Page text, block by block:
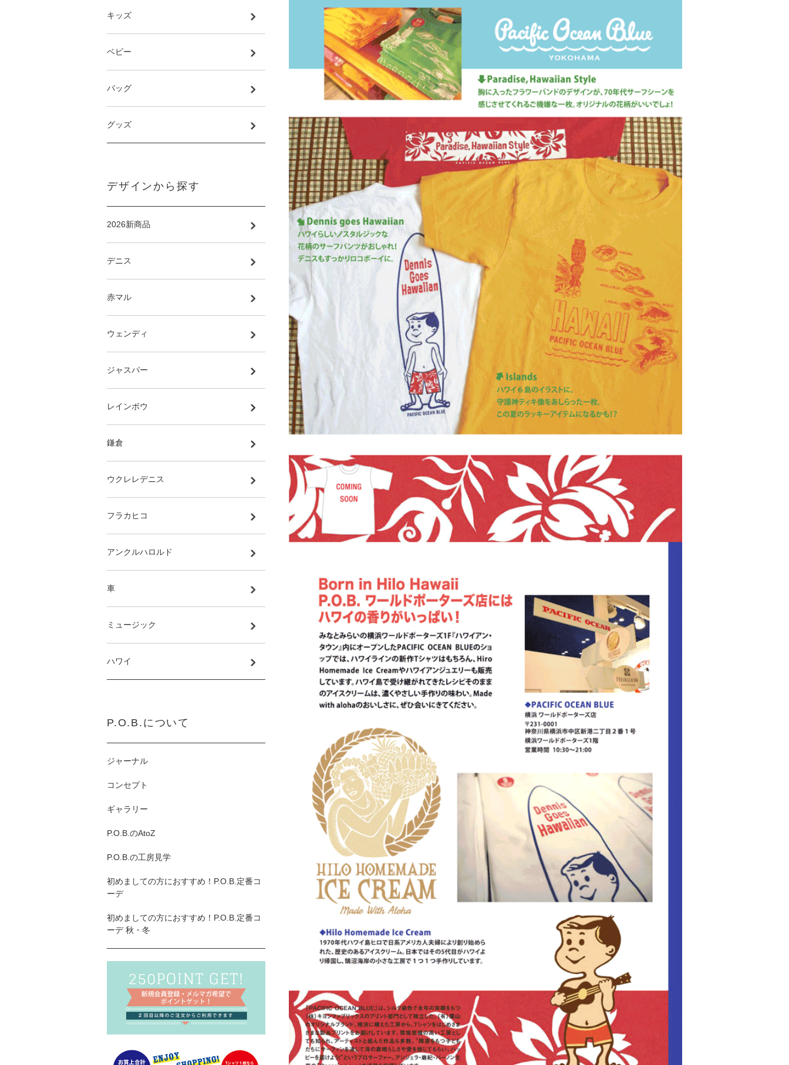
キッズ
ベビー
バッグ
グッズ
デザインから探す
2026新商品
デニス
赤マル
ウェンディ
ジャスパー
レインボウ
鎌倉
ウクレレデニス
フラカヒコ
アンクルハロルド
車
ミュージック
ハワイ
P.O.B.について
ジャーナル
コンセプト
ギャラリー
P.O.B.のAtoZ
P.O.B.の工房見学
初めましての方におすすめ！P.O.B.定番コ
ーデ
初めましての方におすすめ！P.O.B.定番コ
ーデ 秋・冬